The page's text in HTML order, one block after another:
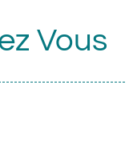
Vous